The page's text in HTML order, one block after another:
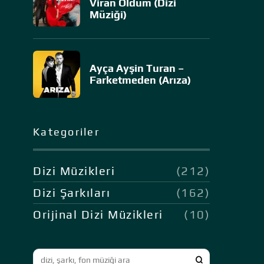
Viran Oldum (Dizi
Müziği)
Ayça Ayşin Turan –
Farketmeden (Arıza)
Kategoriler
Dizi Müzikleri
(212)
Dizi Şarkıları
(162)
Orijinal Dizi Müzikleri
(10)